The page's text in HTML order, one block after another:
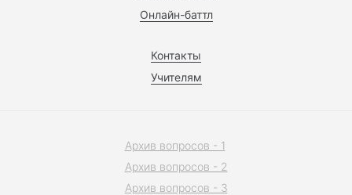
Онлайн-баттл
Контакты
Учителям
Архив вопросов - 1
Архив вопросов - 2
Архив вопросов - 3